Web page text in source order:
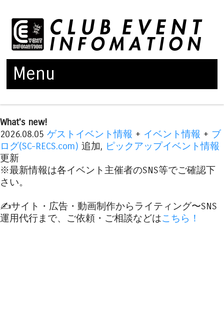
Menu
What's new!
2026.08.05 ゲストイベント情報 + イベント情報 + ブ
ログ(SC-RECS.com) 追加, ピックアップイベント情報
更新
※最新情報は各イベント主催者のSNS等でご確認下
さい。
✍️サイト・広告・動画制作からライティング〜SNS
運用代行まで、ご依頼・ご相談などはこちら！